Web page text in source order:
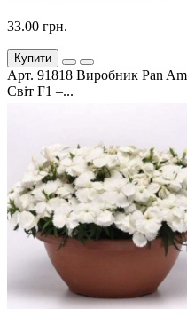
33.00 грн.
Купити
Арт. 91818 Виробник Pan
Світ F1 –...